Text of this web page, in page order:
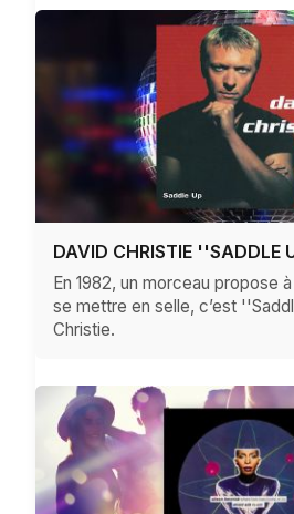
DAVID CHRISTIE ''SADDLE
En 1982, un morceau propose
se mettre en selle, c’est
Christie.